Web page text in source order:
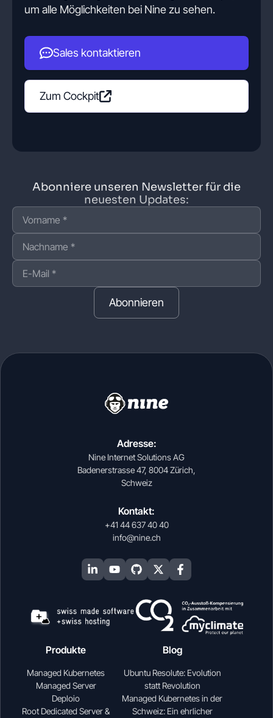
um alle Möglichkeiten bei Nine zu sehen.
Sales kontaktieren
Zum Cockpit
Abonniere unseren Newsletter für die
neuesten Updates:
Abonnieren
Adresse:
Nine Internet Solutions AG
Badenerstrasse 47, 8004 Zürich,
Schweiz
Kontakt:
+41 44 637 40 40
info@nine.ch
Produkte
Managed Kubernetes
Managed Server
Deploio
Root Dedicated Server &
Blog
Ubuntu Resolute: Evolution
statt Revolution
Managed Kubernetes in der
Schweiz: Ein ehrlicher